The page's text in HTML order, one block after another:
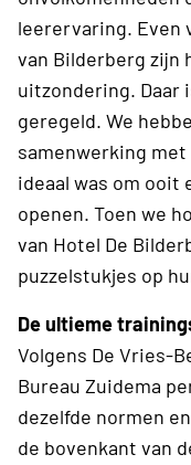
leerervaring. Even
van Bilderberg zijn
uitzondering. Daar
geregeld. We
samenwerking met
ideaal was om
openen. Toen we
van Hotel De
puzzelstukjes op
De ultieme
Volgens De Vries-
Bureau Zuidema
dezelfde normen
de bovenkant van